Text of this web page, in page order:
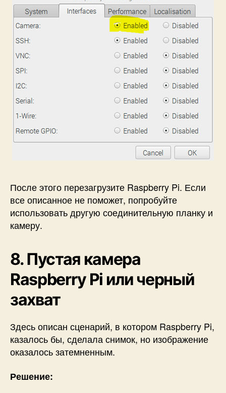
После этого перезагрузите Raspberry Pi. Если
все описанное не поможет, попробуйте
использовать другую соединительную планку и
камеру.
8. Пустая камера
Raspberry Pi или черный
захват
Здесь описан сценарий, в котором Raspberry Pi,
казалось бы, сделала снимок, но изображение
оказалось затемненным.
Решение: